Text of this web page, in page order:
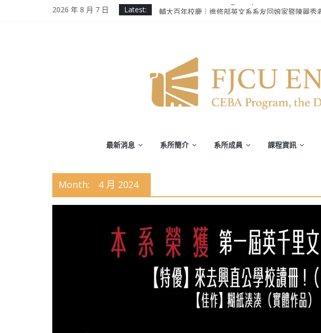
2026 年 8 月 7 日 Latest:
2025 Ms. Schaefer English Speech Contest
仁
大
最新消息 系所簡介 系所成員 課程資訊
Month: 4 月 2024